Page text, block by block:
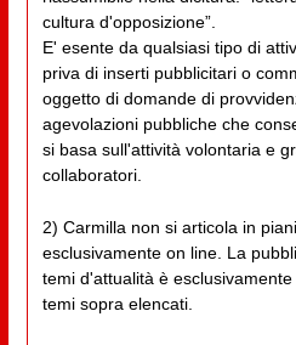
cultura d'opposizione”.
E' esente da qualsiasi tipo di
priva di inserti pubblicitari o
oggetto di domande di
agevolazioni pubbliche che
si basa sull'attività volontaria e
collaboratori.
2) Carmilla non si articola in
esclusivamente on line. La
temi d'attualità è
temi sopra elencati.